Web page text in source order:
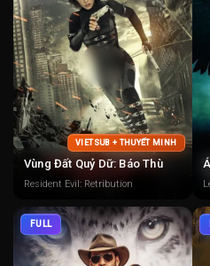
VIETSUB + THUYẾT MINH
Vùng Đất Quỷ Dữ: Báo Thù
Resident Evil: Retribution
FULL